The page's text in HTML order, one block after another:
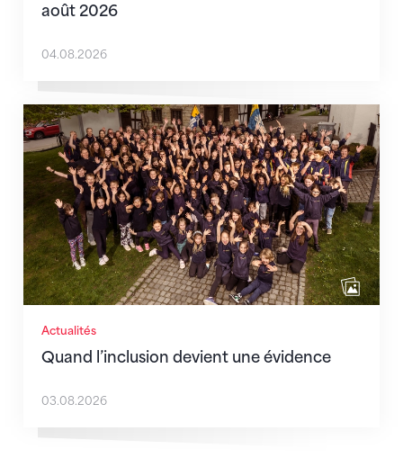
août 2026
04.08.2026
Actualités
Quand l’inclusion devient une évidence
Quand l’inclusion devient une évidence
03.08.2026